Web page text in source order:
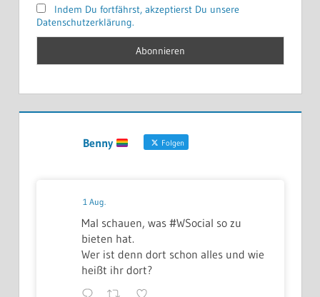
Indem Du fortfährst, akzeptierst Du unsere
Datenschutzerklärung.
Benny Folgen
1 Aug.
Mal schauen, was #WSocial so zu
bieten hat.
Wer ist denn dort schon alles und wie
heißt ihr dort?